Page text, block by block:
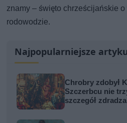
znamy – święto chrześcijańskie
rodowodzie.
Najpopularniejsze
Chrobry zdobył
Szczerbcu nie
szczegół